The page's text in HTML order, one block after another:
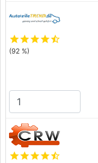
starstarstarstarstar_half
(92 %)
starstarstarstarstar_half